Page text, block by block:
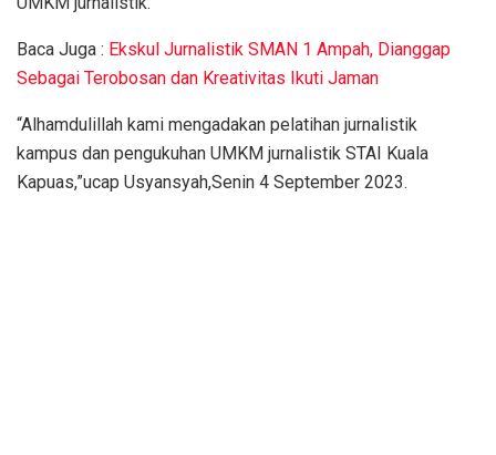
Baca Juga : Ekskul Jurnalistik SMAN 1 Ampah, Dianggap
Sebagai Terobosan dan Kreativitas Ikuti Jaman
“Alhamdulillah kami mengadakan pelatihan jurnalistik
kampus dan pengukuhan UMKM jurnalistik STAI Kuala
Kapuas,”ucap Usyansyah,Senin 4 September 2023.